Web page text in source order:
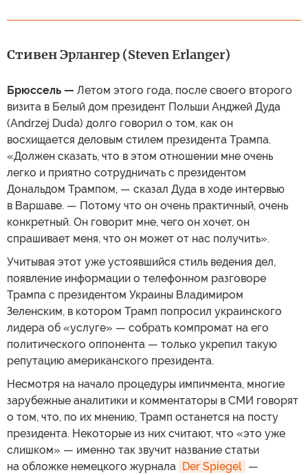
Стивен Эрлангер (Steven Erlanger)
Брюссель — Летом этого года, после своего второго
визита в Белый дом президент Польши Анджей Дуда
(Andrzej Duda) долго говорил о том, как он
восхищается деловым стилем президента Трампа.
«Должен сказать, что в этом отношении мне очень
легко и приятно сотрудничать с президентом
Дональдом Трампом, — сказал Дуда в ходе интервью
в Варшаве. — Потому что он очень практичный, очень
конкретный. Он говорит мне, чего он хочет, он
спрашивает меня, что он может от нас получить».
Учитывая этот уже устоявшийся стиль ведения дел,
появление информации о телефонном разговоре
Трампа с президентом Украины Владимиром
Зеленским, в котором Трамп попросил украинского
лидера об «услуге» — собрать компромат на его
политического оппонента — только укрепил такую
репутацию американского президента.
Несмотря на начало процедуры импичмента, многие
зарубежные аналитики и комментаторы в СМИ говорят
о том, что, по их мнению, Трамп останется на посту
президента. Некоторые из них считают, что «это уже
слишком» — именно так звучит название статьи
на обложке немецкого журнала Der Spiegel —